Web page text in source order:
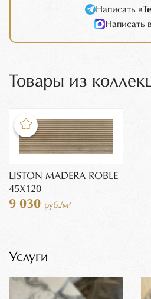
Написать в
Написать в
Товары из
LISTON MADERA ROBLE
45X120
9 030 руб./м²
Услуги